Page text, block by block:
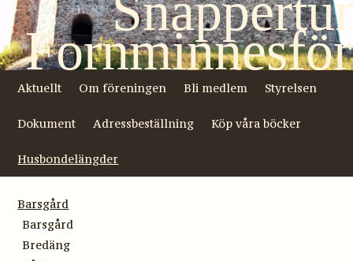
Aktuellt Om föreningen Bli medlem Styrelsen
Dokument Adressbeställning Köp våra böcker
Husbondelängder
Barsgård
Barsgård
Bredäng